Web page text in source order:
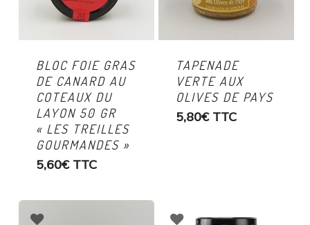
BLOC FOIE GRAS
DE CANARD AU
COTEAUX DU
LAYON 50 GR
« LES TREILLES
GOURMANDES »
5,60€ TTC
TAPENADE
VERTE AUX
OLIVES DE PAYS
5,80€ TTC